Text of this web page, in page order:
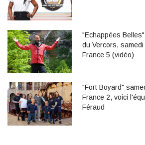
"Echappées
du Vercors,
France 5 (vidéo)
"Fort Boyard"
France 2, voici
Féraud